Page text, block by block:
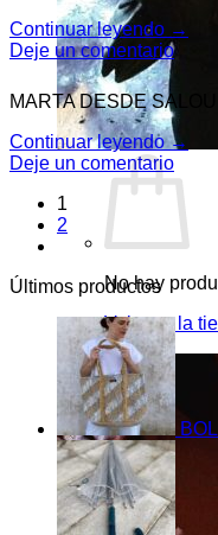
No hay
Volver a la
Continuar leyendo →
Deje un comentario
MARTA DESDE
Continuar leyendo→
Deje un comentario
1
2
Últimos productos